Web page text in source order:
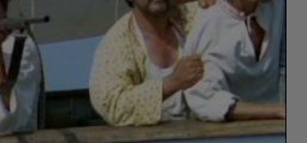
de sfinţire a picturii Catedralei